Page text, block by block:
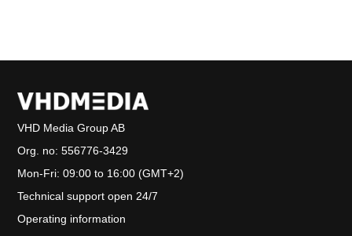
VHD Media Group AB
Org. no:556776-3429
Mon-Fri: 09:00 to 16:00 (GMT+2)
Technical support open 24/7
Operating information